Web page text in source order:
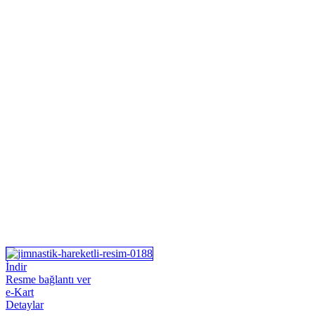
İndir
Resme bağlantı ver
e-Kart
Detaylar